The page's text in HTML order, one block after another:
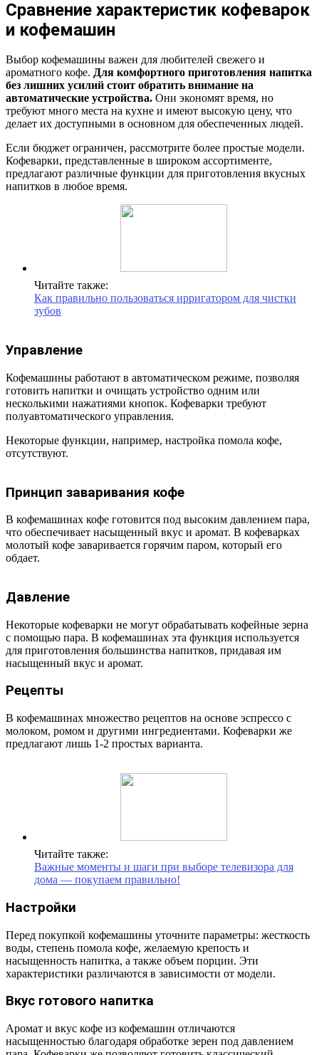
Сравнение характеристик кофеварок
и кофемашин
Выбор кофемашины важен для любителей свежего и
ароматного кофе. Для комфортного приготовления напитка
без лишних усилий стоит обратить внимание на
автоматические устройства. Они экономят время, но
требуют много места на кухне и имеют высокую цену, что
делает их доступными в основном для обеспеченных людей.
Если бюджет ограничен, рассмотрите более простые модели.
Кофеварки, представленные в широком ассортименте,
предлагают различные функции для приготовления вкусных
напитков в любое время.
Читайте также:
Как правильно пользоваться ирригатором для чистки
зубов
Управление
Кофемашины работают в автоматическом режиме, позволяя
готовить напитки и очищать устройство одним или
несколькими нажатиями кнопок. Кофеварки требуют
полуавтоматического управления.
Некоторые функции, например, настройка помола кофе,
отсутствуют.
Принцип заваривания кофе
В кофемашинах кофе готовится под высоким давлением пара,
что обеспечивает насыщенный вкус и аромат. В кофеварках
молотый кофе заваривается горячим паром, который его
обдает.
Давление
Некоторые кофеварки не могут обрабатывать кофейные зерна
с помощью пара. В кофемашинах эта функция используется
для приготовления большинства напитков, придавая им
насыщенный вкус и аромат.
Рецепты
В кофемашинах множество рецептов на основе эспрессо с
молоком, ромом и другими ингредиентами. Кофеварки же
предлагают лишь 1-2 простых варианта.
Читайте также:
Важные моменты и шаги при выборе телевизора для
дома — покупаем правильно!
Настройки
Перед покупкой кофемашины уточните параметры: жесткость
воды, степень помола кофе, желаемую крепость и
насыщенность напитка, а также объем порции. Эти
характеристики различаются в зависимости от модели.
Вкус готового напитка
Аромат и вкус кофе из кофемашин отличаются
насыщенностью благодаря обработке зерен под давлением